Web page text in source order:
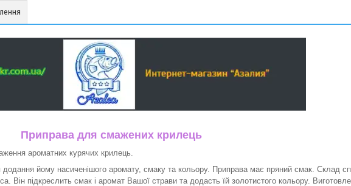
Приправа для смажених крилець
ароматних курячих крилець.
йому насиченішого аромату, смаку та кольору. Приправа має пряний смак. Склад
Він підкреслить смак і аромат Вашої страви та додасть їй золотистого кольору.